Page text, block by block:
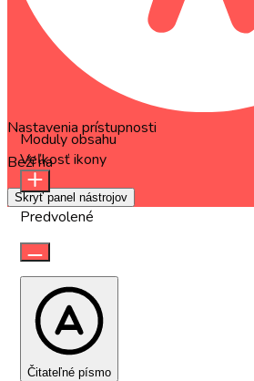
Nastavenia prístupnosti
Beží naOneTap
Skryť panel nástrojov
Moduly obsahu
Veľkosť ikony
Predvolené
Čitateľné písmo